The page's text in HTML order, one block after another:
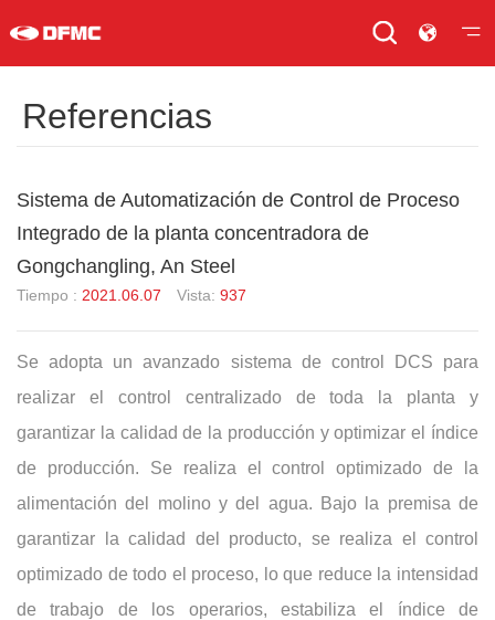
Referencias
Sistema de Automatización de Control de Proceso
Integrado de la planta concentradora de
Gongchangling, An Steel
Tiempo : 2021.06.07 Vista: 937
Se adopta un avanzado sistema de control DCS para
realizar el control centralizado de toda la planta y
garantizar la calidad de la producción y optimizar el índice
de producción. Se realiza el control optimizado de la
alimentación del molino y del agua. Bajo la premisa de
garantizar la calidad del producto, se realiza el control
optimizado de todo el proceso, lo que reduce la intensidad
de trabajo de los operarios, estabiliza el índice de